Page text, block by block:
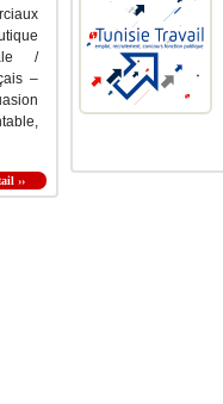
/
–
››